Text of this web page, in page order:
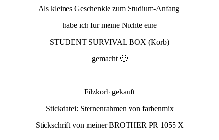
Als kleines Geschenkle zum Studium-Anfang
habe ich für meine Nichte eine
STUDENT SURVIVAL BOX (Korb)
gemacht 🙂
Filzkorb gekauft
Stickdatei: Sternenrahmen von farbenmix
Stickschrift von meiner BROTHER PR 1055 X